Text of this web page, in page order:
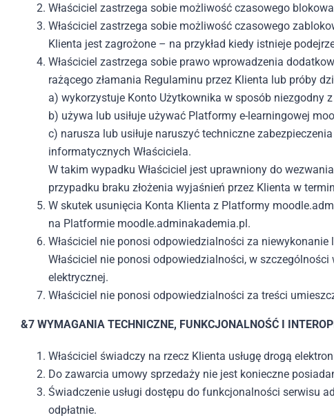
Właściciel zastrzega sobie możliwość czasowego
Właściciel zastrzega sobie możliwość czasowego
Klienta jest zagrożone – na przykład kiedy istnieje
Właściciel zastrzega sobie prawo wprowadzenia
rażącego złamania Regulaminu przez Klienta lub próby
a) wykorzystuje Konto Użytkownika w sposób niezgodny
b) używa lub usiłuje używać Platformy e-learningowej
c) narusza lub usiłuje naruszyć techniczne
informatycznych Właściciela.
W takim wypadku Właściciel jest uprawniony do
przypadku braku złożenia wyjaśnień przez Klienta w
W skutek usunięcia Konta Klienta z Platformy
na Platformie moodle.adminakademia.pl.
Właściciel nie ponosi odpowiedzialności za
Właściciel nie ponosi odpowiedzialności, w
elektrycznej.
Właściciel nie ponosi odpowiedzialności za treści
&7 WYMAGANIA TECHNICZNE, FUNKCJONALNOŚĆ I
Właściciel świadczy na rzecz Klienta usługę drogą
Do zawarcia umowy sprzedaży nie jest konieczne
Świadczenie usługi dostępu do funkcjonalności serwisu
odpłatnie.